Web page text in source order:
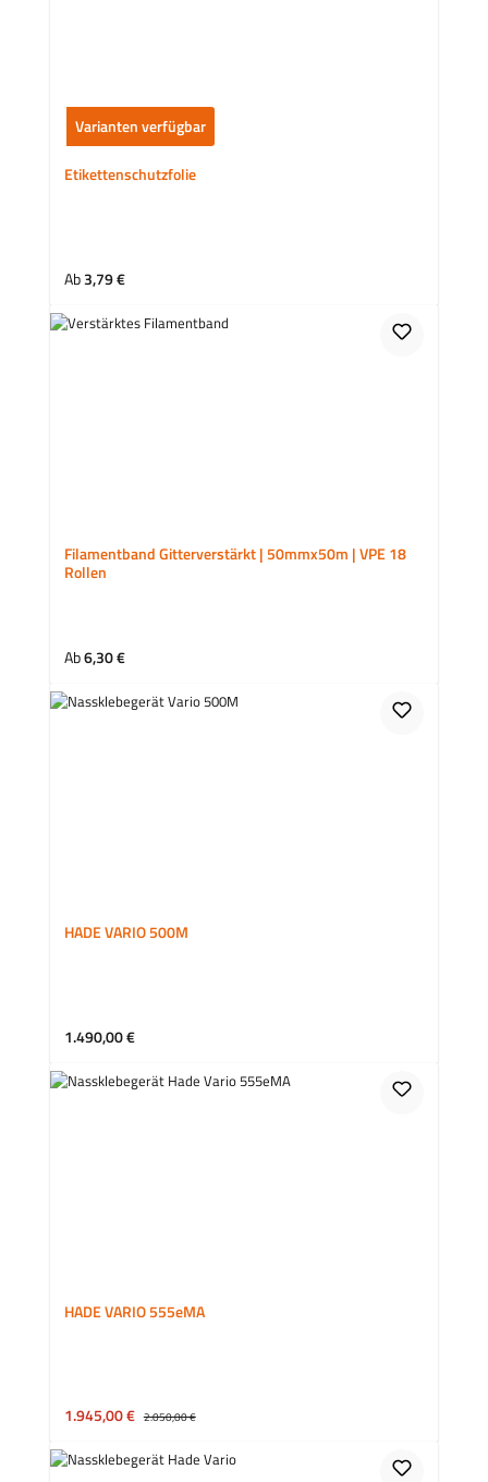
Varianten verfügbar
Etikettenschutzfolie
Regulärer Preis:
Ab3,79 €
Filamentband Gitterverstärkt | 50mmx50m | VPE 18
Rollen
Regulärer Preis:
Ab6,30 €
HADE VARIO 500M
Regulärer Preis:
1.490,00 €
HADE VARIO 555eMA
Verkaufspreis:
1.945,00 € Regulärer Preis:
2.050,00 €